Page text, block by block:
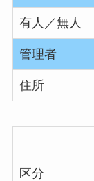
有人／無人
管理者
住所
区分